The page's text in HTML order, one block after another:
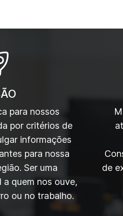
para nossos
por critérios de
informações
para nossa
Ser uma
a quem nos ouve,
ou no trabalho.
de